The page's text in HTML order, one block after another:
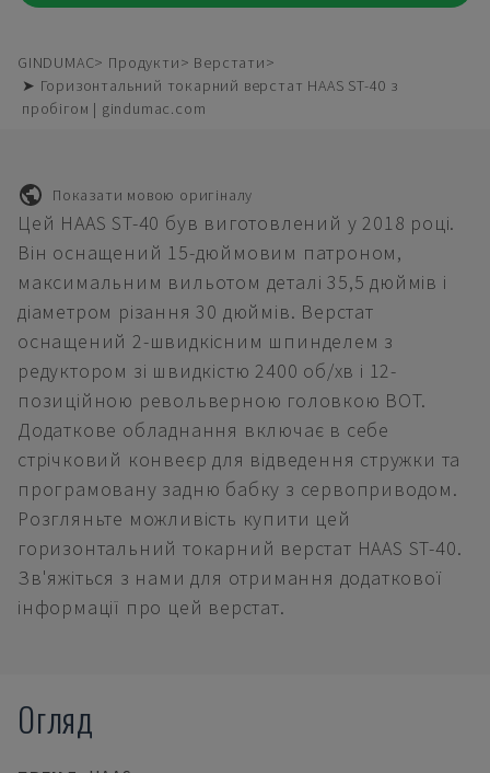
GINDUMAC Продукти
Верстати
➤ Горизонтальний токарний верстат HAAS ST-40 з
пробігом | gindumac.com
Показати мовою оригіналу
Цей HAAS ST-40 був виготовлений у 2018 році.
Він оснащений 15-дюймовим патроном,
максимальним вильотом деталі 35,5 дюймів і
діаметром різання 30 дюймів. Верстат
оснащений 2-швидкісним шпинделем з
редуктором зі швидкістю 2400 об/хв і 12-
позиційною револьверною головкою BOT.
Додаткове обладнання включає в себе
стрічковий конвеєр для відведення стружки та
програмовану задню бабку з сервоприводом.
Розгляньте можливість купити цей
горизонтальний токарний верстат HAAS ST-40.
Зв'яжіться з нами для отримання додаткової
інформації про цей верстат.
Огляд